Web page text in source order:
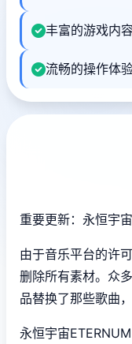
丰富的游戏内
流畅的操作体
重要更新：永恒宇
由于音乐平台的许
删除所有素材。众
品替换了那些歌曲
永恒宇宙